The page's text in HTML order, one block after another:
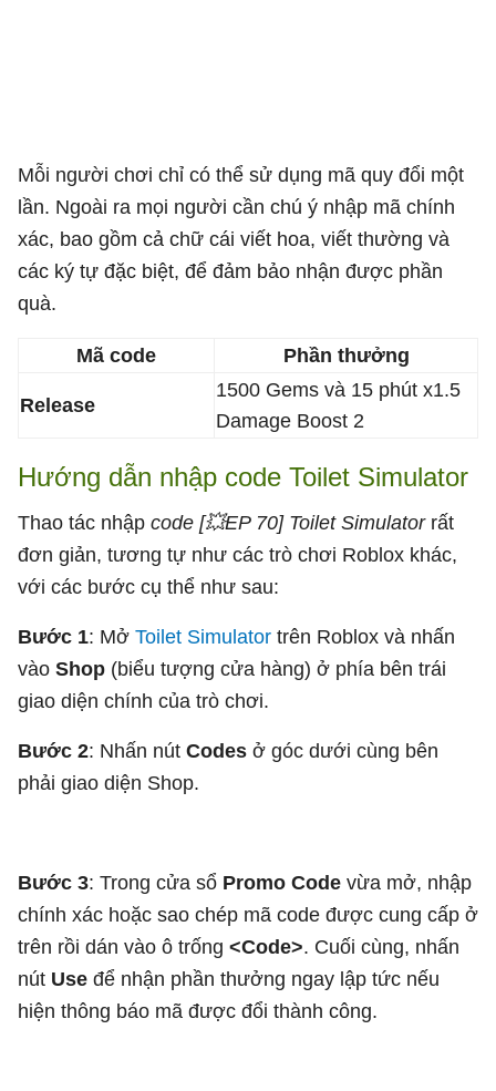
Mỗi người chơi chỉ có thể sử dụng mã quy đổi một
lần. Ngoài ra mọi người cần chú ý nhập mã chính
xác, bao gồm cả chữ cái viết hoa, viết thường và
các ký tự đặc biệt, để đảm bảo nhận được phần
quà.
Mã code Phần thưởng
Release
1500 Gems và 15 phút x1.5
Damage Boost 2
Hướng dẫn nhập code Toilet Simulator
Thao tác nhập code [💥EP 70] Toilet Simulatorrất
đơn giản, tương tự như các trò chơi Roblox khác,
với các bước cụ thể như sau:
Bước 1: Mở Toilet Simulator trên Roblox và nhấn
vào Shop (biểu tượng cửa hàng) ở phía bên trái
giao diện chính của trò chơi.
Bước 2: Nhấn nút Codes ở góc dưới cùng bên
phải giao diện Shop.
Bước 3: Trong cửa sổ Promo Code vừa mở, nhập
chính xác hoặc sao chép mã code được cung cấp ở
trên rồi dán vào ô trống <Code>. Cuối cùng, nhấn
nút Use để nhận phần thưởng ngay lập tức nếu
hiện thông báo mã được đổi thành công.